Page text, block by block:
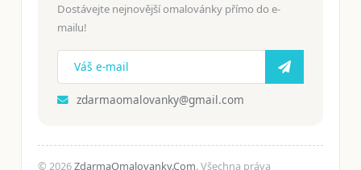
Dostávejte nejnovější omalovánky přímo do e-
mailu!
zdarmaomalovanky@gmail.com
© 2026ZdarmaOmalovanky.Com. Všechna práva